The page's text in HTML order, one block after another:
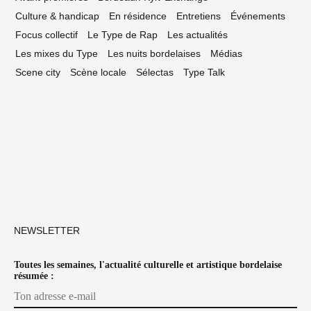
Culture & handicap
En résidence Entretiens
Événements
Focus collectif
Le Type de Rap
Les actualités
Les mixes du Type
Les nuits bordelaises
Médias
Scene city
Scène locale Sélectas Type Talk
NEWSLETTER
Toutes les semaines, l'actualité culturelle et artistique bordelaise
résumée :